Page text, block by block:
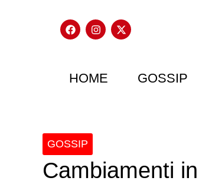
HOME GOSSIP
GOSSIP
Cambiamenti